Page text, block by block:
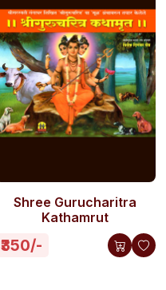
Shree Gurucharitra
Kathamrut
₹350/-